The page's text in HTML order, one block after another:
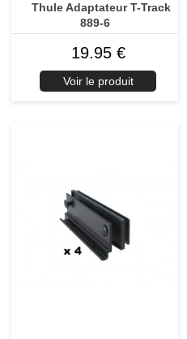
Thule Adaptateur T-Track
889-6
19.95 €
Voir le produit